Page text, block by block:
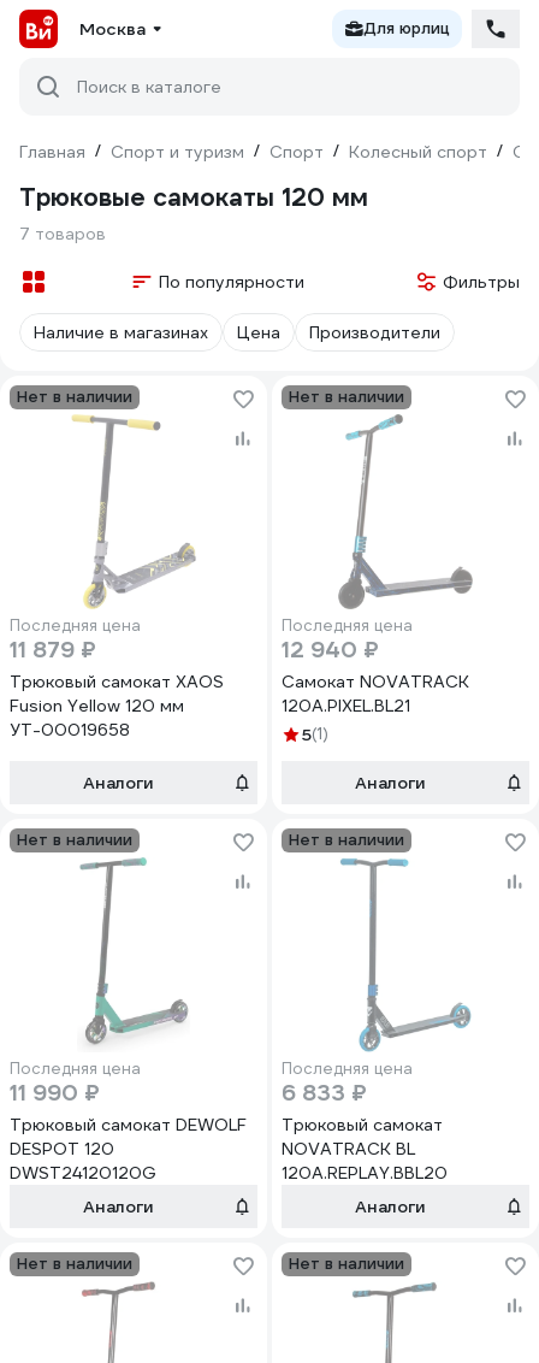
Москва Для юрлиц
Поиск в каталоге
Главная / Спорт и туризм / Спорт / Колесный спорт /
Трюковые самокаты 120 мм
7 товаров
По популярности Фильтры
Наличие в магазинах Цена Производители
Нет в наличии
Последняя цена
11 879 ₽
Трюковый самокат XAOS
Fusion Yellow 120 мм
УТ-00019658
Аналоги
Нет в наличии
Последняя цена
12 940 ₽
Самокат NOVATRACK
120A.PIXEL.BL21
5(1)
Аналоги
Нет в наличии
Последняя цена
11 990 ₽
Трюковый самокат DEWOLF
DESPOT 120
DWST24120120G
Аналоги
Нет в наличии
Последняя цена
6 833 ₽
Трюковый самокат
NOVATRACK BL
120A.REPLAY.BBL20
Аналоги
Нет в наличии Нет в наличии